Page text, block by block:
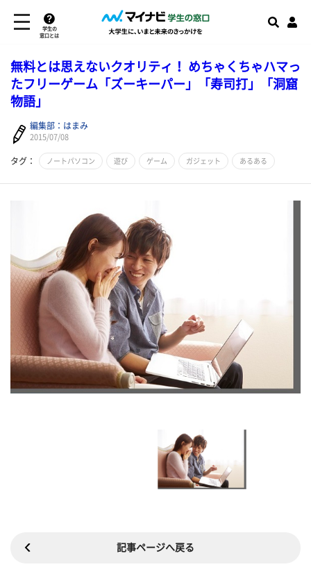
学生の
窓口とは
無料とは思えないクオリティ！ めちゃくちゃハマっ
たフリーゲーム「ズーキーパー」「寿司打」「洞窟
物語」
編集部：はまみ
2015/07/08
タグ： ノートパソコン 遊び ゲーム ガジェット あるある
記事ページへ戻る